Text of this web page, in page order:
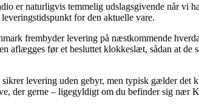
er naturligvis temmelig udslagsgivende når vi
leveringstidspunkt for den aktuelle vare.
frembyder levering på næstkommende
aflægges før et besluttet klokkeslæt, sådan at
levering uden gebyr, men typisk gælder
der gerne – ligegyldigt om du befinder sig